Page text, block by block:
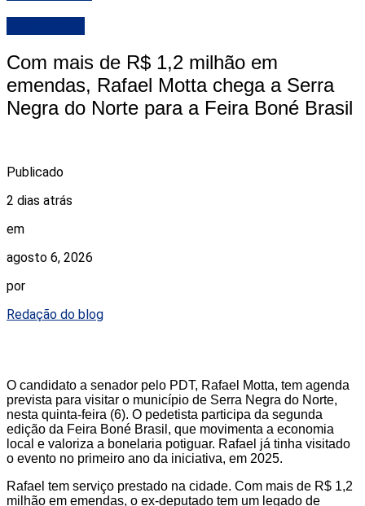
Com mais de R$ 1,2 milhão em
emendas, Rafael Motta chega a Serra
Negra do Norte para a Feira Boné Brasil
Publicado
2 dias atrás
em
agosto 6, 2026
por
Redação do blog
O candidato a senador pelo PDT, Rafael Motta, tem agenda
prevista para visitar o município de Serra Negra do Norte,
nesta quinta-feira (6). O pedetista participa da segunda
edição da Feira Boné Brasil, que movimenta a economia
local e valoriza a bonelaria potiguar. Rafael já tinha visitado
o evento no primeiro ano da iniciativa, em 2025.
Rafael tem serviço prestado na cidade. Com mais de R$ 1,2
milhão em emendas, o ex-deputado tem um legado de